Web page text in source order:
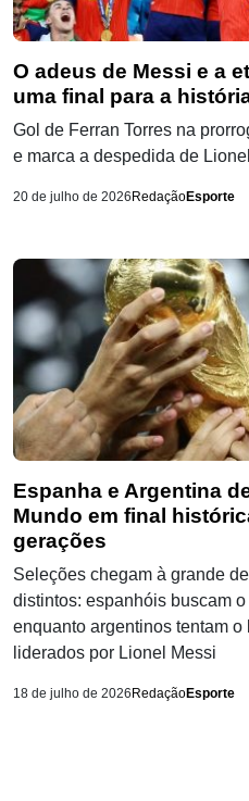
O adeus de Messi e a
uma final para a
Gol de Ferran Torres na
e marca a despedida de
20 de julho de 2026 RedaçãoEsporte
Espanha e Argentina
Mundo em final
gerações
Seleções chegam à grande
distintos: espanhóis buscam
enquanto argentinos tentam
liderados por Lionel Messi
18 de julho de 2026 RedaçãoEsporte